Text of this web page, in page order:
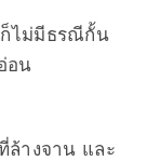
ไม่มีธรณีกั้น
อน
ล้างจาน และ